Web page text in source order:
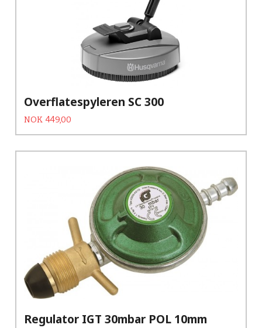
Overflatespyleren SC 300
Tilbud
NOK 449,00Rabatt
Regulator IGT 30mbar POL 10mm